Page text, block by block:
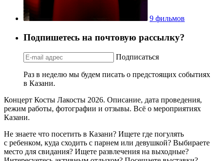
9 фильмов
Подпишетесь на почтовую рассылку?
Подписаться
Раз в неделю мы будем писать о предстоящих событиях
в Казани.
Концерт Косты Лакосты 2026. Описание, дата проведения,
режим работы, фотографии и отзывы. Всё о мероприятиях
Казани.
Не знаете что посетить в Казани? Ищете где погулять
с ребенком, куда сходить с парнем или девушкой? Выбираете
место для свидания? Ищете развлечения на выходные?